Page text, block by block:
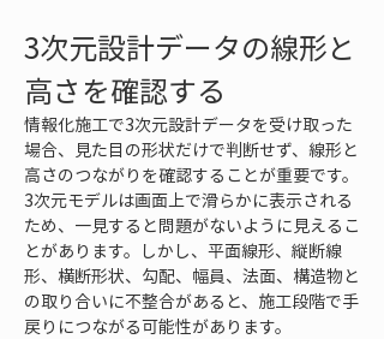
3次元設計データの線形と
高さを確認する
情報化施工で3次元設計データを受け取った
場合、見た目の形状だけで判断せず、線形と
高さのつながりを確認することが重要です。
3次元モデルは画面上で滑らかに表示される
ため、一見すると問題がないように見えるこ
とがあります。しかし、平面線形、縦断線
形、横断形状、勾配、幅員、法面、構造物と
の取り合いに不整合があると、施工段階で手
戻りにつながる可能性があります。